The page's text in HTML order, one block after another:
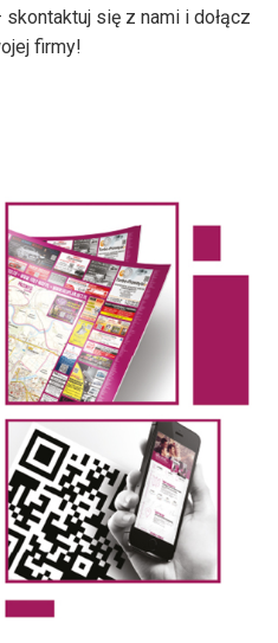
się z nami i dołącz
firmy!